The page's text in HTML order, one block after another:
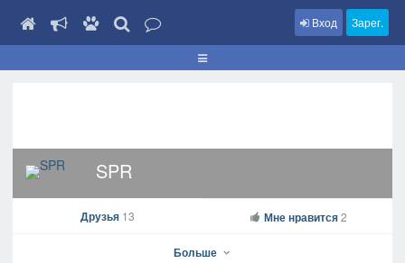
Вход Зарег.
SPR
Друзья 13 Мне нравится 2
Больше